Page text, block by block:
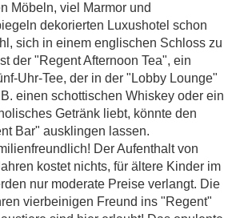
Möbeln, viel Marmor und
dekorierten Luxushotel schon
sich in einem englischen Schloss zu
der "Regent Afternoon Tea", ein
Uhr-Tee, der in der "Lobby Lounge"
einen schottischen Whiskey oder ein
Getränk liebt, könnte den
Bar" ausklingen lassen.
Der Aufenthalt von
kostet nichts, für ältere Kinder im
nur moderate Preise verlangt. Die
vierbeinigen Freund ins "Regent"